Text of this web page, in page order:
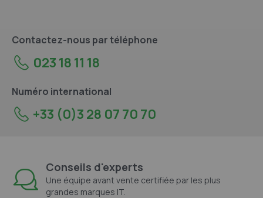
Contactez-nous par téléphone
023 18 11 18
Numéro international
+33 (0)3 28 07 70 70
Conseils d'experts
Une équipe avant vente certifiée par les plus
grandes marques IT.